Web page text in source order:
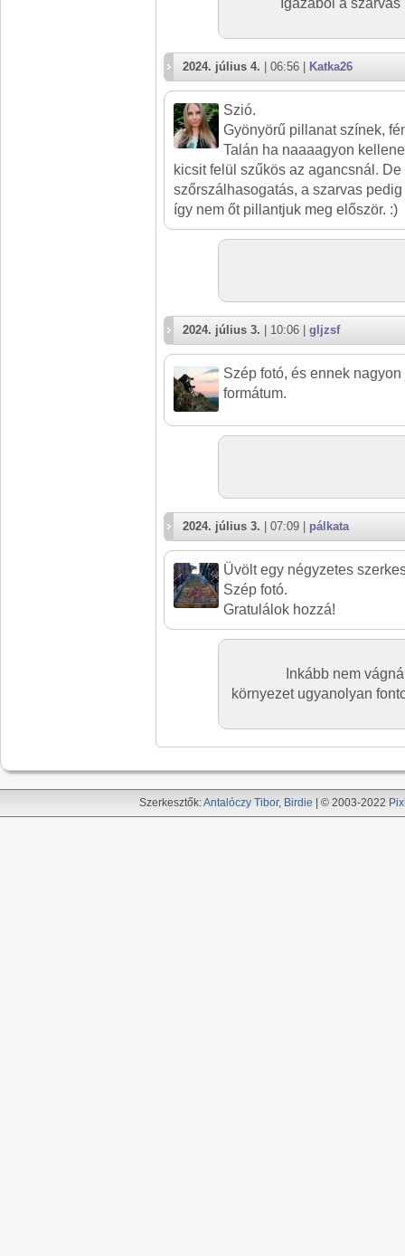
Igazából a
2024. július 4. | 06:56 | Katka26
Szió.
Gyönyörű pillanat színek,
Talán ha naaaagyon
kicsit felül szűkös az agancsnál. De
szőrszálhasogatás, a szarvas
így nem őt pillantjuk meg először. :)
2024. július 3. | 10:06 | gljzsf
Szép fotó, és ennek
formátum.
2024. július 3. | 07:09 | pálkata
Üvölt egy négyzetes
Szép fotó.
Gratulálok hozzá!
Inkább nem
környezet ugyanolyan
Szerkesztők:Antalóczy Tibor, Birdie | © 2003-2022